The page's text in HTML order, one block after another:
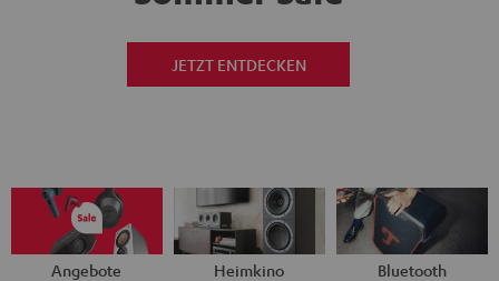
JETZT ENTDECKEN
Angebote Heimkino Bluetooth